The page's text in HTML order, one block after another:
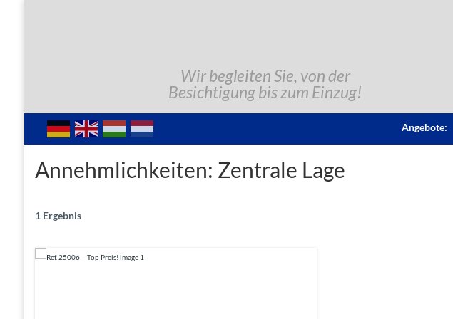
Wir begleiten Sie, von der
Besichtigung bis zum Einzug!
Angebote:
Annehmlichkeiten: Zentrale Lage
1 Ergebnis